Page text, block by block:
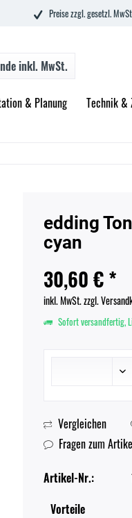
Preise zzgl. gesetzl.
inkl. MwSt.
& Planung Technik &
edding
cyan
30,60 € *
inkl. MwSt.zzgl.
Sofort versandfertig,
Vergleichen
Fragen zum
Artikel-Nr.:
Vorteile